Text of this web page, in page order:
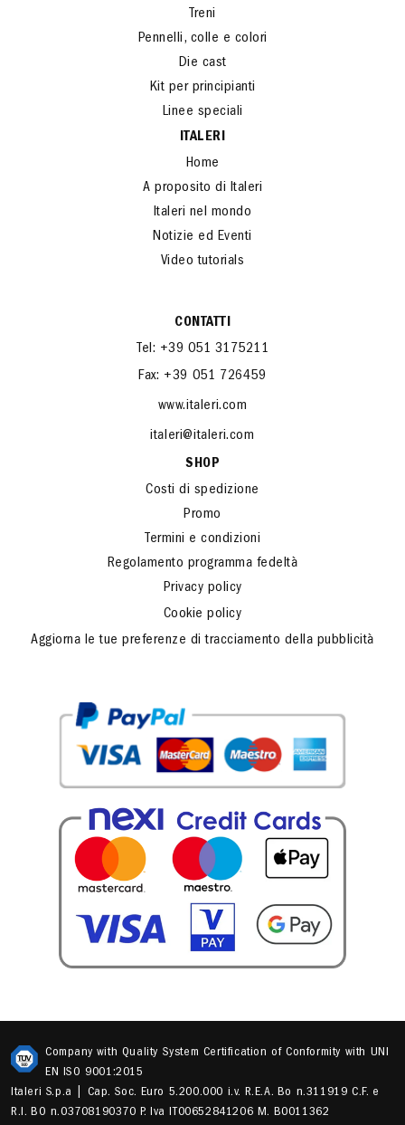
Treni
Pennelli, colle e colori
Die cast
Kit per principianti
Linee speciali
ITALERI
Home
A proposito di Italeri
Italeri nel mondo
Notizie ed Eventi
Video tutorials
CONTATTI
Tel: +39 051 3175211
Fax: +39 051 726459
www.italeri.com
italeri@italeri.com
SHOP
Costi di spedizione
Promo
Termini e condizioni
Regolamento programma fedeltà
Privacy policy
Cookie policy
Aggiorna le tue preferenze di tracciamento della pubblicità
Company with Quality System Certification of Conformity with UNI
EN ISO 9001:2015
Italeri S.p.a | Cap. Soc. Euro 5.200.000 i.v. R.E.A. Bo n.311919 C.F. e
R.I. BO n.03708190370 P. Iva IT00652841206 M. B0011362